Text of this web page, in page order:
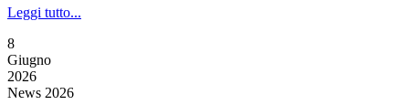
Leggi tutto...
8
Giugno
2026
News 2026